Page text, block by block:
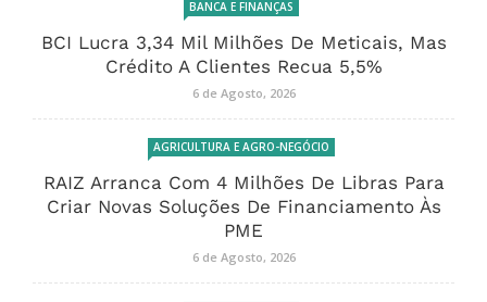
BANCA E FINANÇAS
BCI Lucra 3,34 Mil Milhões De Meticais, Mas
Crédito A Clientes Recua 5,5%
6 de Agosto, 2026
AGRICULTURA E AGRO-NEGÓCIO
RAIZ Arranca Com 4 Milhões De Libras Para
Criar Novas Soluções De Financiamento Às
PME
6 de Agosto, 2026